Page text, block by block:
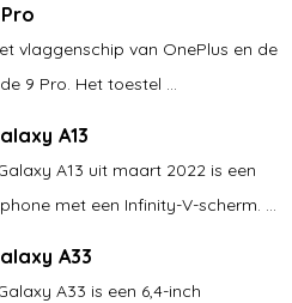
vlaggenschip van OnePlus en de
9 Pro. Het toestel ...
A13
A13 uit maart 2022 is een
met een Infinity-V-scherm. ...
A33
A33 is een 6,4-inch